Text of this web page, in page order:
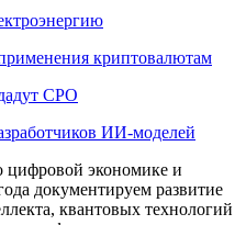
криптовалютам
СРО
ИИ-моделей
экономике и
документируем развитие
квантовых технологий